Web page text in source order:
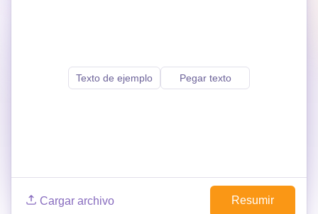
Texto de ejemplo Pegar texto
Cargar archivo Resumir